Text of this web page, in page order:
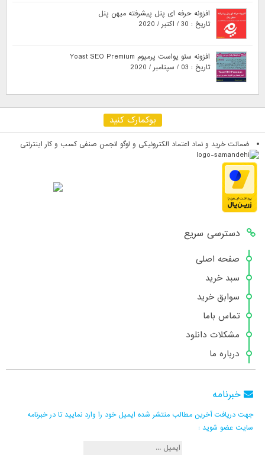
افزونه حرفه ای پنل پیشرفته میهن پنل
تاریخ : 30 / اکتبر / 2020
افزونه سئو یواست پرمیوم Yoast SEO Premium
تاریخ : 03 / سپتامبر / 2020
بوکمارک کنید
ضمانت خرید و نماد اعتماد الکترونیکی و لوگو انجمن صنفی کسب و کار اینترنتی
دسترسی سریع
صفحه اصلی
سبد خرید
سوابق خرید
تماس باما
مشکلات دانلود
درباره ما
خبرنامه
جهت دریافت آخرین مطالب منتشر شده ایمیل خود را وارد نمایید تا در خبرنامه
سایت عضو شوید :